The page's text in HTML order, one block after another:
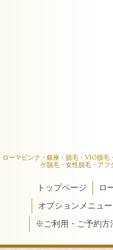
ローマピンク・銀座・脱毛・VIO脱
ゲ脱毛・女性脱毛・アフ
トップページ ロ
オプションメニュー
※ご利用・ご予約